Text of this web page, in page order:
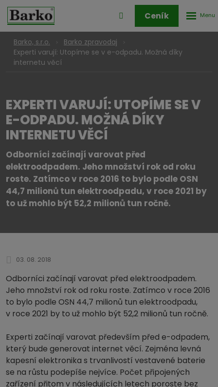
Přihlášení
zóny
Ceník
Barko, s.r.o.
Barko zpravodaj
Experti varují: Utopíme se v e-odpadu. Možná díky
internetu věcí
EXPERTI VARUJÍ: UTOPÍME SE V
E-ODPADU. MOŽNÁ DÍKY
INTERNETU VĚCÍ
Odborníci začínají varovat před
elektroodpadem. Jeho množství rok od roku
roste. Zatímco v roce 2016 to bylo podle OSN
44,7 milionů tun elektroodpadu, v roce 2021 by
to už mohlo být 52,2 milionů tun ročně.
03. 08. 2018
Odborníci začínají varovat před elektroodpadem.
Jeho množství rok od roku roste. Zatímco v roce 2016
to bylo podle OSN 44,7 milionů tun elektroodpadu,
v roce 2021 by to už mohlo být 52,2 milionů tun ročně.
Experti začínají varovat především před e-odpadem,
který bude generovat internet věcí. Zejména levná
kapesní elektronika s trvanlivostí vestavené baterie
se na růstu podepíše nejvíce. Počet připojených
zařízení přitom v následujících letech poroste bez